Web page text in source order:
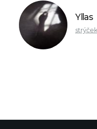
Yllas